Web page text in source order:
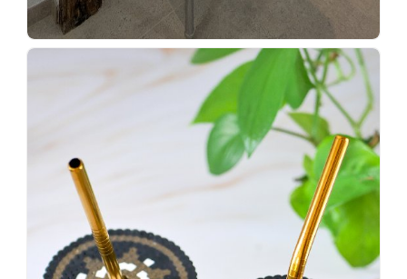
Wenn
schöner
KNALLTS!
#badezimmer